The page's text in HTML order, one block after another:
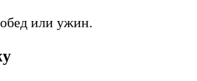
или ужин.